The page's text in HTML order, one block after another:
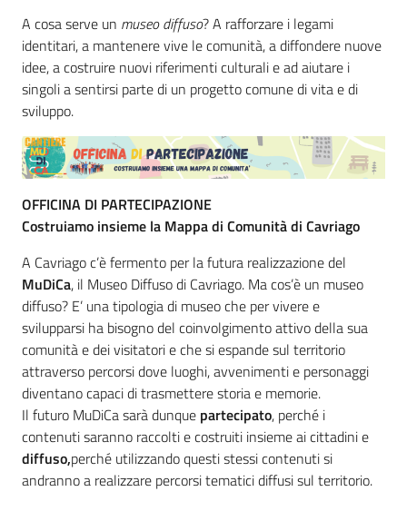
A cosa serve un museo diffuso? A rafforzare i legami
identitari, a mantenere vive le comunità, a diffondere nuove
idee, a costruire nuovi riferimenti culturali e ad aiutare i
singoli a sentirsi parte di un progetto comune di vita e di
sviluppo.
OFFICINA DI PARTECIPAZIONE
Costruiamo insieme la Mappa di Comunità di Cavriago
A Cavriago c’è fermento per la futura realizzazione del
MuDiCa, il Museo Diffuso di Cavriago. Ma cos’è un museo
diffuso? E’ una tipologia di museo che per vivere e
svilupparsi ha bisogno del coinvolgimento attivo della sua
comunità e dei visitatori e che si espande sul territorio
attraverso percorsi dove luoghi, avvenimenti e personaggi
diventano capaci di trasmettere storia e memorie.
Il futuro MuDiCa sarà dunque partecipato, perché i
contenuti saranno raccolti e costruiti insieme ai cittadini e
diffuso,perché utilizzando questi stessi contenuti si
andranno a realizzare percorsi tematici diffusi sul territorio.